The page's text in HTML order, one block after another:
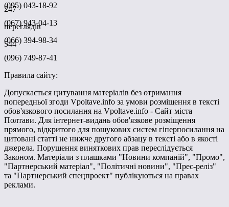
247
переглядів
544
(095) 043-18-92
(067) 943-04-13
(066) 394-98-34
(096) 749-87-41
Правила сайту:
Допускається цитування матеріалів без отримання
попередньої згоди Vpoltave.info за умови розміщення в тексті
обов'язкового посилання на Vpoltave.info - Сайт міста
Полтави. Для інтернет-видань обов'язкове розміщення
прямого, відкритого для пошукових систем гіперпосилання на
цитовані статті не нижче другого абзацу в тексті або в якості
джерела. Порушення виняткових прав переслідується
Законом. Матеріали з плашками "Новини компаній", "Промо",
"Партнерський матеріал", "Політичні новини", "Прес-реліз"
та "Партнерський спецпроект" публікуються на правах
реклами.